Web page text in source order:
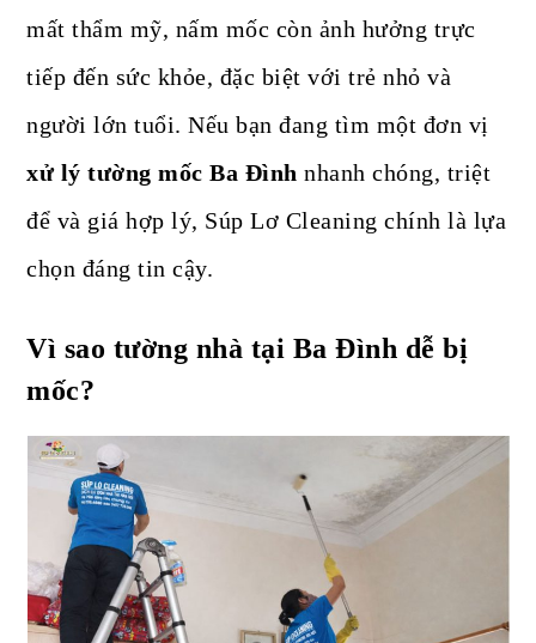
mất thẩm mỹ, nấm mốc còn ảnh hưởng trực
tiếp đến sức khỏe, đặc biệt với trẻ nhỏ và
người lớn tuổi. Nếu bạn đang tìm một đơn vị
xử lý tường mốc Ba Đình nhanh chóng, triệt
để và giá hợp lý, Súp Lơ Cleaning chính là lựa
chọn đáng tin cậy.
Vì sao tường nhà tại Ba Đình dễ bị
mốc?